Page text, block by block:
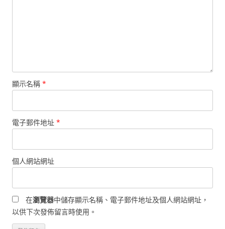
顯示名稱 *
電子郵件地址 *
個人網站網址
在瀏覽器中儲存顯示名稱、電子郵件地址及個人網站網址，
以供下次發佈留言時使用。